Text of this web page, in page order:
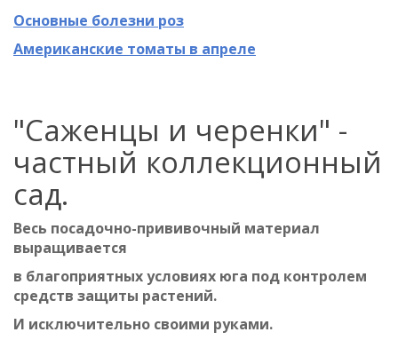
Основные болезни роз
Американские томаты в апреле
"Саженцы и черенки" -
частный коллекционный
сад.
Весь посадочно-прививочный материал
выращивается
в благоприятных условиях юга под контролем
средств защиты растений.
И исключительно своими руками.